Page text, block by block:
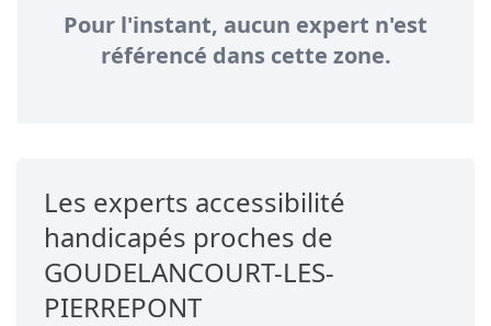
Pour l'instant, aucun expert n'est
référencé dans cette zone.
Les experts accessibilité
handicapés proches de
GOUDELANCOURT-LES-
PIERREPONT